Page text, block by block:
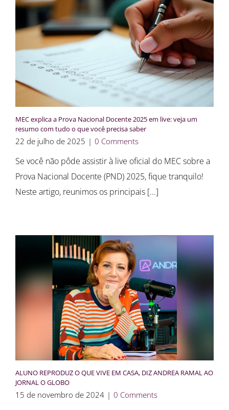
MEC explica a Prova Nacional Docente 2025 em live: veja um
resumo com tudo o que você precisa saber
22 de julho de 2025 | 0 Comments
Se você não pôde assistir à live oficial do MEC sobre a
Prova Nacional Docente (PND) 2025, fique tranquilo!
Neste artigo, reunimos os principais [...]
ALUNO REPRODUZ O QUE VIVE EM CASA, DIZ ANDREA RAMAL AO
JORNAL O GLOBO
15 de novembro de 2024 | 0 Comments